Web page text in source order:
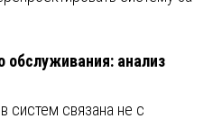
обслуживания: анализ
систем связана не с